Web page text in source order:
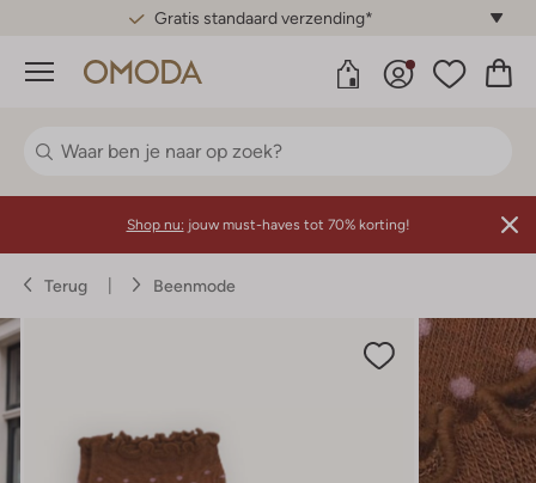
Gratis standaard verzending*
Menu
Shop nu: jouw must-haves tot 70% korting!
Terug Beenmode